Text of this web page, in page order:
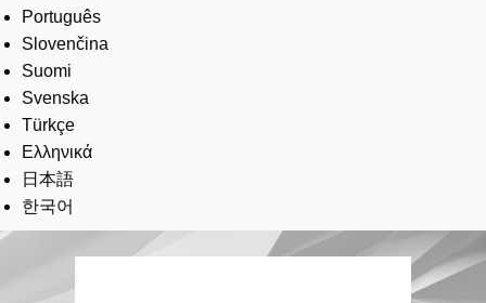
Português
Slovenčina
Suomi
Svenska
Türkçe
Ελληνικά
日本語
한국어